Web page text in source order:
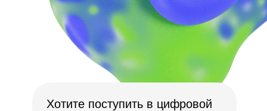
Хотите поступить в цифровой